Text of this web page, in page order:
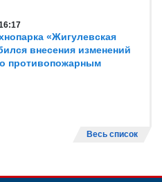
«Жигулевская
внесения изменений
противопожарным
Весь список